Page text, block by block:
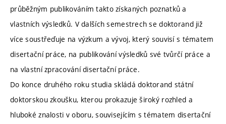
průběžným publikováním takto získaných poznatků a
vlastních výsledků. V dalších semestrech se doktorand již
více soustřeďuje na výzkum a vývoj, který souvisí s tématem
disertační práce, na publikování výsledků své tvůrčí práce a
na vlastní zpracování disertační práce.
Do konce druhého roku studia skládá doktorand státní
doktorskou zkoušku, kterou prokazuje široký rozhled a
hluboké znalosti v oboru, souvisejícím s tématem disertační